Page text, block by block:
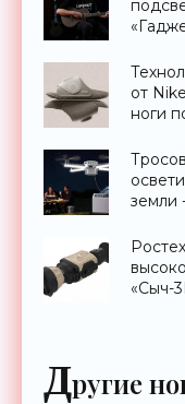
от
ноги
земли
«Сыч-
Другие